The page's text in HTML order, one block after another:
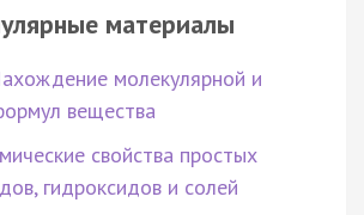
материалы
молекулярной и
вещества
свойства простых
гидроксидов и солей